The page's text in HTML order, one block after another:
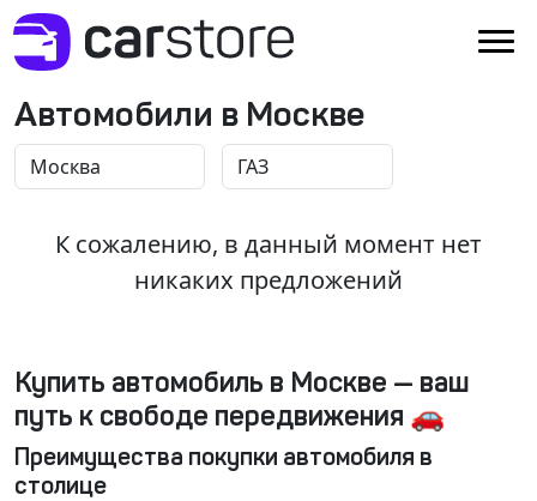
Автомобили в Москве
К сожалению, в данный момент нет
никаких предложений
Купить автомобиль в Москве — ваш
путь к свободе передвижения 🚗
Преимущества покупки автомобиля в
столице